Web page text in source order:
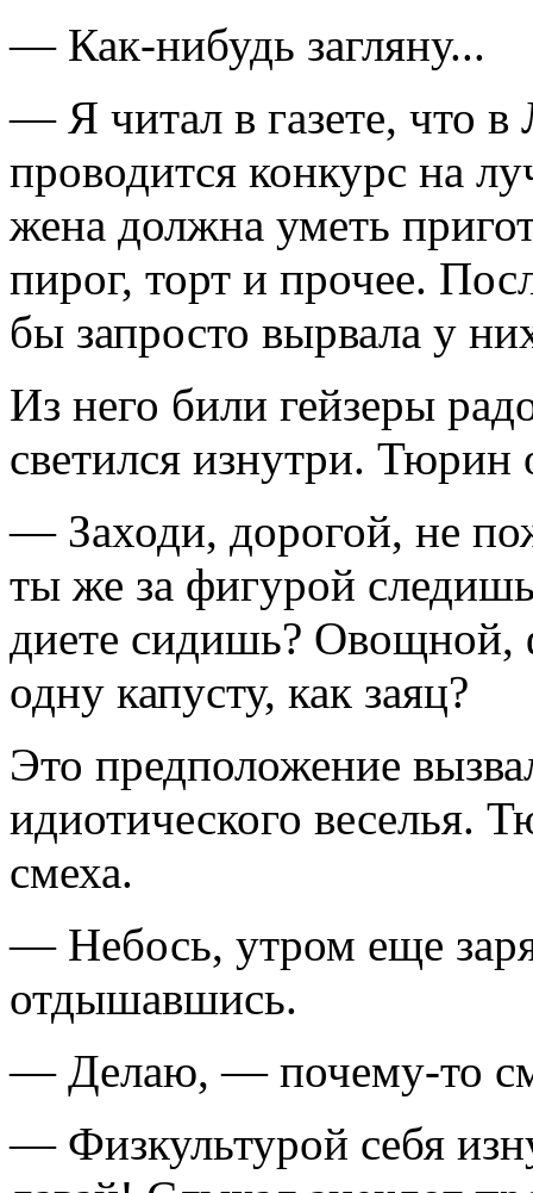
— Как-нибудь загляну...
— Я читал в газете, что
проводится конкурс на
жена должна уметь
пирог, торт и прочее.
бы запросто вырвала у
Из него били гейзеры
светился изнутри. Тюрин
— Заходи, дорогой, не
ты же за фигурой
диете сидишь? Овощной,
одну капусту, как заяц?
Это предположение
идиотического веселья.
смеха.
— Небось, утром еще
отдышавшись.
— Делаю, — почему-то
— Физкультурой себя